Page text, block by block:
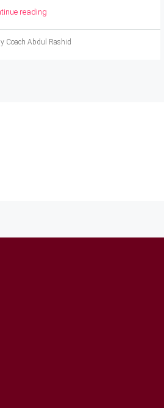
reading
Coach Abdul Rashid